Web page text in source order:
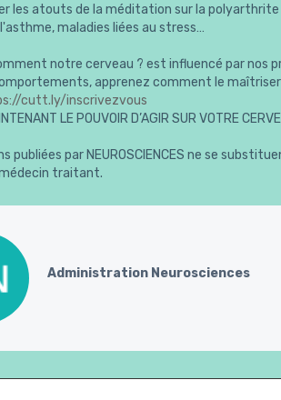
les atouts de la méditation sur la
maladies liées au stress…
notre cerveau ? est influencé par nos
apprenez comment le maîtriser
cutt.ly/inscrivezvous
LE POUVOIR D’AGIR SUR VOTRE
publiées par NEUROSCIENCES ne se
traitant.
Administration Neurosciences